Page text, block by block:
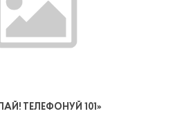
ТЕЛЕФОНУЙ 101»